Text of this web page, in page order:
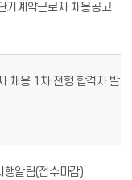
기계약근로자 채용공고
채용 1차 전형 합격자 발
알림(접수마감)